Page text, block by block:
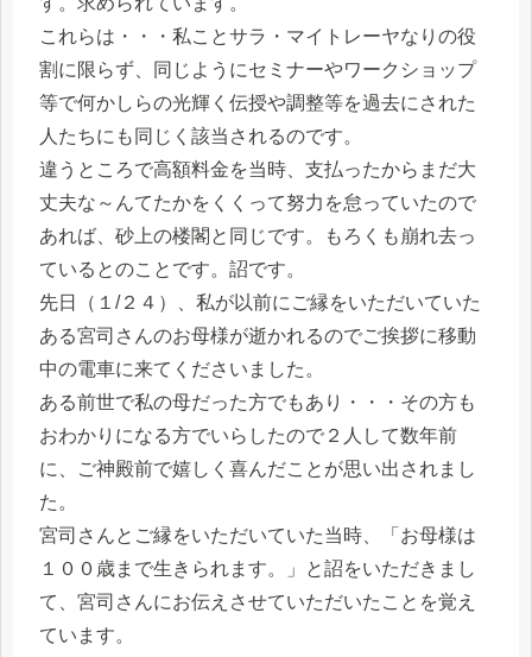
これらは・・・私ことサラ・マイトレーヤなりの役
割に限らず、同じようにセミナーやワークショップ
等で何かしらの光輝く伝授や調整等を過去にされた
人たちにも同じく該当されるのです。
違うところで高額料金を当時、支払ったからまだ大
丈夫な～んてたかをくくって努力を怠っていたので
あれば、砂上の楼閣と同じです。もろくも崩れ去っ
ているとのことです。詔です。
先日（１/２４）、私が以前にご縁をいただいていた
ある宮司さんのお母様が逝かれるのでご挨拶に移動
中の電車に来てくださいました。
ある前世で私の母だった方でもあり・・・その方も
おわかりになる方でいらしたので２人して数年前
に、ご神殿前で嬉しく喜んだことが思い出されまし
た。
宮司さんとご縁をいただいていた当時、「お母様は
１００歳まで生きられます。」と詔をいただきまし
て、宮司さんにお伝えさせていただいたことを覚え
ています。